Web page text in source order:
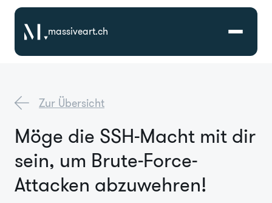
massiveart.ch
Referenzen
Branchen
Zur Übersicht
Möge die SSH-Macht mit dir
sein, um Brute-Force-
Attacken abzuwehren!